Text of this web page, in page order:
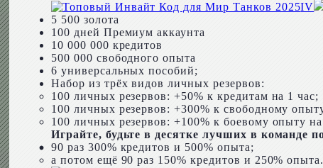
IV
5 500 золота
100 дней Премиум аккаунта
10 000 000 кредитов
500 000 свободного опыта
6 универсальных пособий;
Набор из трёх видов личных резервов:
100 личных резервов: +50% к кредитам на 1 час;
100 личных резервов: +300% к свободному
100 личных резервов: +100% к боевому опыту на
Играйте, будьте в десятке лучших в команде
90 раз 300% кредитов и 500% опыта;
а потом ещё 90 раз 150% кредитов и 250% опыта.